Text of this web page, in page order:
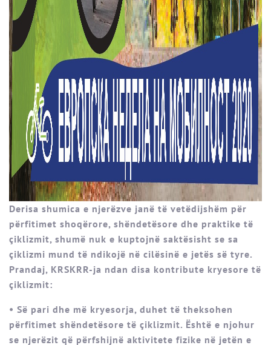
Derisa shumica e njerëzve janë të vetëdijshëm për
përfitimet shoqërore, shëndetësore dhe praktike të
çiklizmit, shumë nuk e kuptojnë saktësisht se sa
çiklizmi mund të ndikojë në cilësinë e jetës së tyre.
Prandaj, KRSKRR-ja ndan disa kontribute kryesore të
çiklizmit:
• Së pari dhe më kryesorja, duhet të theksohen
përfitimet shëndetësore të çiklizmit. Është e njohur
se njerëzit që përfshijnë aktivitete fizike në jetën e